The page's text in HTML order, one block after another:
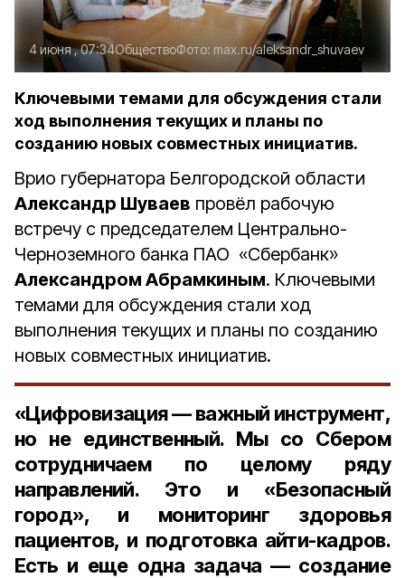
4 июня , 07:34ОбществоФото: max.ru/aleksandr_shuvaev
Ключевыми темами для обсуждения стали
ход выполнения текущих и планы по
созданию новых совместных инициатив.
Врио губернатора Белгородской области
Александр Шуваев провёл рабочую
встречу с председателем Центрально-
Черноземного банка ПАО «Сбербанк»
Александром Абрамкиным. Ключевыми
темами для обсуждения стали ход
выполнения текущих и планы по созданию
новых совместных инициатив.
«Цифровизация — важный инструмент,
но не единственный. Мы со Сбером
сотрудничаем по целому ряду
направлений. Это и «Безопасный
город», и мониторинг здоровья
пациентов, и подготовка айти-кадров.
Есть и еще одна задача — создание